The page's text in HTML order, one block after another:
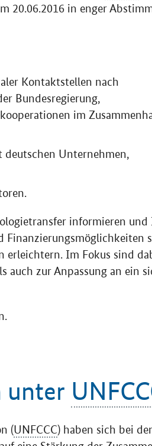
20.06.2016 in enger
Kontaktstellen nach
Bundesregierung,
im
deutschen Unternehmen,
informieren und
Finanzierungsmöglichkeiten
Im Fokus sind
auch zur Anpassung an ein
unter
(UNFCCC) haben sich bei